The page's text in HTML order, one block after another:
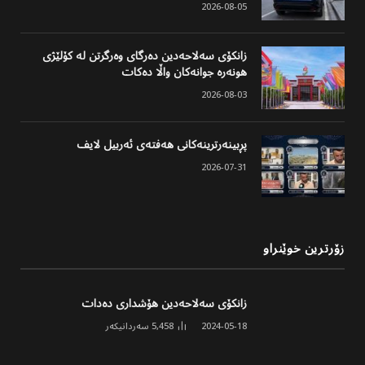
2026-08-05
زانکۆی سەلاحەدین دەرگای وەرگرتن لە کۆلێژی
هونەرە جوانەکان واڵا دەکات
2026-08-03
پڕبینەرترینەکانی هەفتەی ئەربیل لایف
2026-07-31
زۆرترین خوێنراو
زانکۆی سەلاحەدین هۆشداری دەدات
2024-05-18
5,458 سەردانیکەر